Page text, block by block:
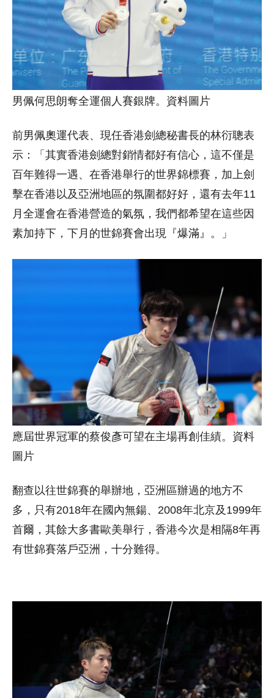
男佩何思朗奪全運個人賽銀牌。資料圖片
前男佩奧運代表、現任香港劍總秘書長的林衍聰表
示：「其實香港劍總對銷情都好有信心，這不僅是
百年難得一遇、在香港舉行的世界錦標賽，加上劍
擊在香港以及亞洲地區的氛圍都好好，還有去年11
月全運會在香港營造的氣氛，我們都希望在這些因
素加持下，下月的世錦賽會出現『爆滿』。」
應屆世界冠軍的蔡俊彥可望在主場再創佳績。資料
圖片
翻查以往世錦賽的舉辦地，亞洲區辦過的地方不
多，只有2018年在國內無鍚、2008年北京及1999年
首爾，其餘大多書歐美舉行，香港今次是相隔8年再
有世錦賽落戶亞洲，十分難得。